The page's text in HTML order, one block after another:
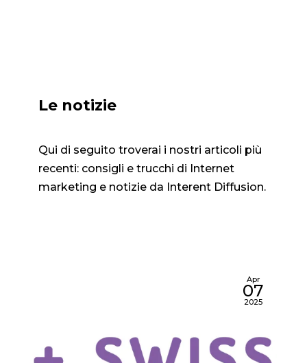
Le notizie
Qui di seguito troverai i nostri articoli più
recenti: consigli e trucchi di Internet
marketing e notizie da Interent Diffusion.
Apr
07
2025